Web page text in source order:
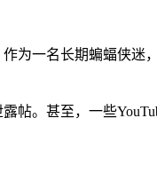
为一名长期蝙蝠侠迷
。甚至，一些